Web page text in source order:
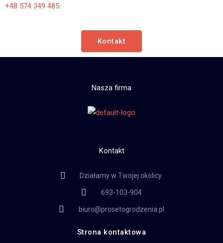
+48 574 349 485
Kontakt
Nasza firma
Kontakt
Działamy w Twojej okolicy.
693-103-904
biuro@prosetogrodzenia.pl
Strona kontaktowa